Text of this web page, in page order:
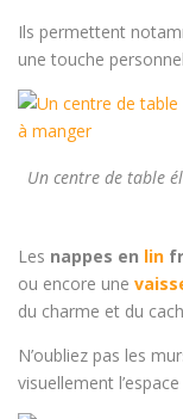
Ils permettent
une touche
Un centre de table
Les nappes en lin
ou encore une
du charme et du
N’oubliez pas les
visuellement